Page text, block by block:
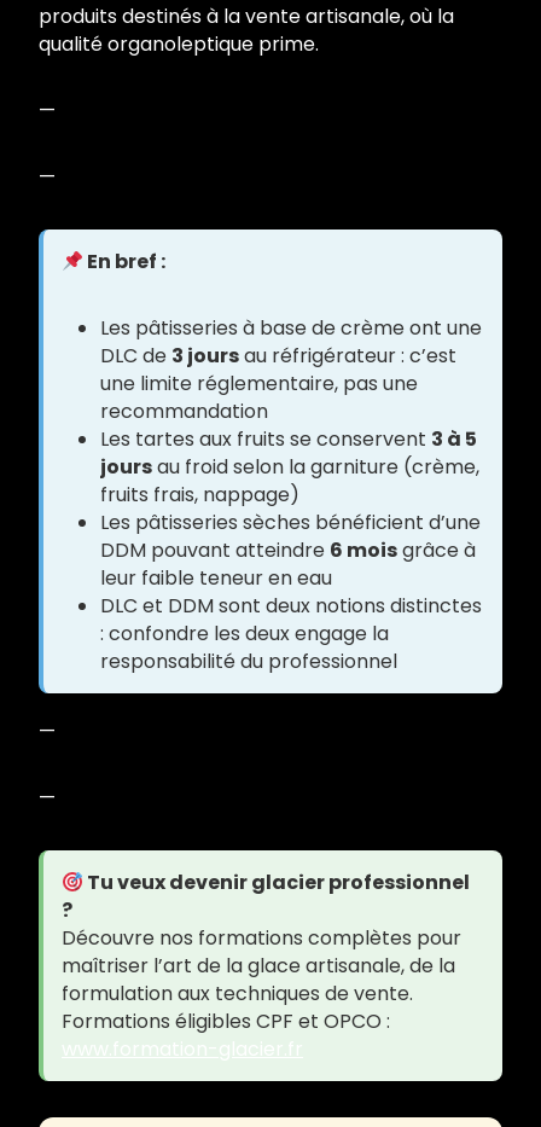
produits destinés à la vente artisanale, où la
qualité organoleptique prime.
—
—
En bref :
Les pâtisseries à base de crème ont une
DLC de 3 joursau réfrigérateur : c’est
une limite réglementaire, pas une
recommandation
Les tartes aux fruits se conservent 3 à 5
joursau froid selon la garniture (crème,
fruits frais, nappage)
Les pâtisseries sèches bénéficient d’une
DDM pouvant atteindre 6 moisgrâce à
leur faible teneur en eau
DLC et DDM sont deux notions distinctes
: confondre les deux engage la
responsabilité du professionnel
—
—
Tu veux devenir glacier professionnel
?
Découvre nos formations complètes pour
maîtriser l’art de la glace artisanale, de la
formulation aux techniques de vente.
Formations éligibles CPF et OPCO :